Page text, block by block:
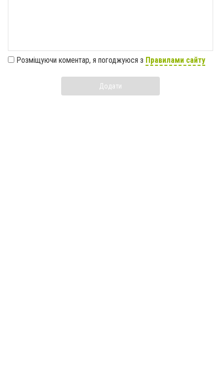
Розміщуючи коментар, я погоджуюся з Правилами сайту
Додати